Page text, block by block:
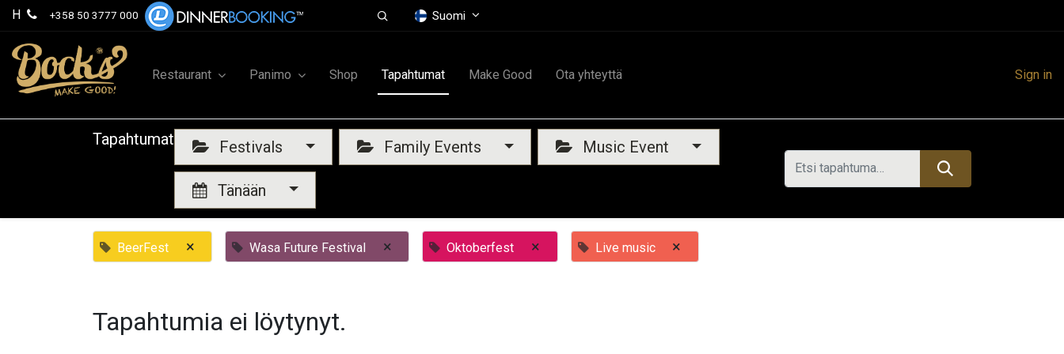
H +358 50 3777 000 Suomi
Restaurant Panimo Shop Tapahtumat Make Good Ota yhteyttä Sign in
Tapahtumat Festivals Family Events Music Event
Tänään
BeerFest × Wasa Future Festival × Oktoberfest × Live music ×
Tapahtumia ei löytynyt.